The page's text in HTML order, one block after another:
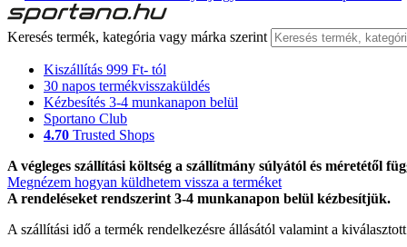
Keresés termék, kategória vagy márka szerint
Kiszállítás 999 Ft- tól
30 napos termékvisszaküldés
Kézbesítés 3-4 munkanapon belül
Sportano Club
4.70 Trusted Shops
A végleges szállítási költség a szállítmány súlyától és méretétől
Megnézem hogyan küldhetem vissza a terméket
A rendeléseket rendszerint 3-4 munkanapon belül kézbesítjük.
A szállítási idő a termék rendelkezésre állásától valamint a